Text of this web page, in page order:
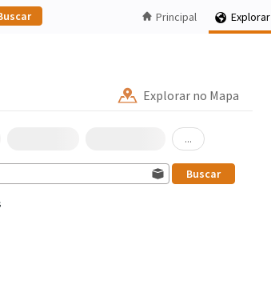
Explorar
Principal
Explorar no Mapa
...